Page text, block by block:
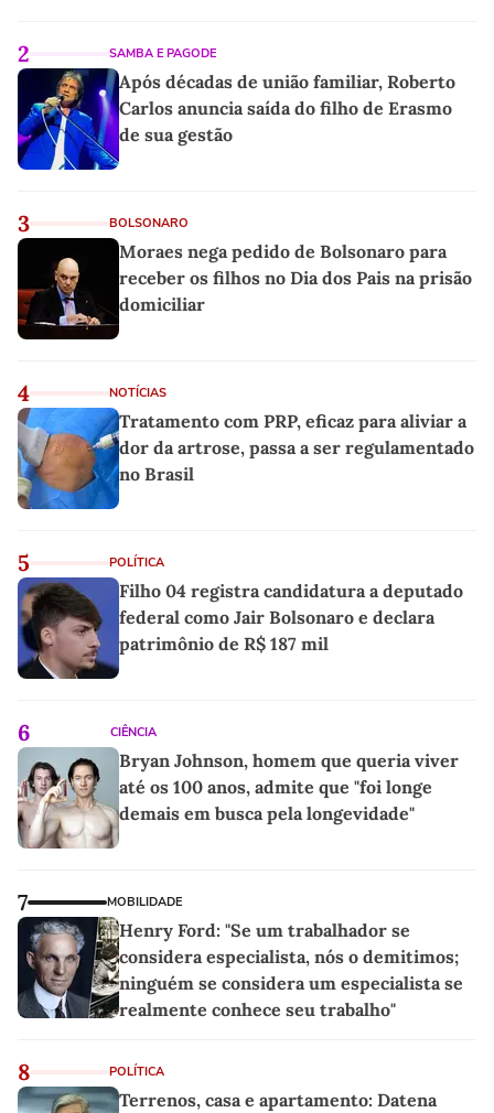
2 SAMBA E PAGODE
Após décadas de união familiar, Roberto
Carlos anuncia saída do filho de Erasmo
de sua gestão
3 BOLSONARO
Moraes nega pedido de Bolsonaro para
receber os filhos no Dia dos Pais na prisão
domiciliar
4 NOTÍCIAS
Tratamento com PRP, eficaz para aliviar a
dor da artrose, passa a ser regulamentado
no Brasil
5 POLÍTICA
Filho 04 registra candidatura a deputado
federal como Jair Bolsonaro e declara
patrimônio de R$ 187 mil
6 CIÊNCIA
Bryan Johnson, homem que queria viver
até os 100 anos, admite que "foi longe
demais em busca pela longevidade"
7 MOBILIDADE
Henry Ford: "Se um trabalhador se
considera especialista, nós o demitimos;
ninguém se considera um especialista se
realmente conhece seu trabalho"
8 POLÍTICA
Terrenos, casa e apartamento: Datena